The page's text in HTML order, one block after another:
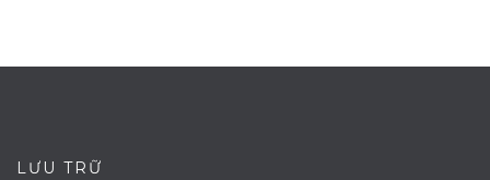
LƯU TRỮ